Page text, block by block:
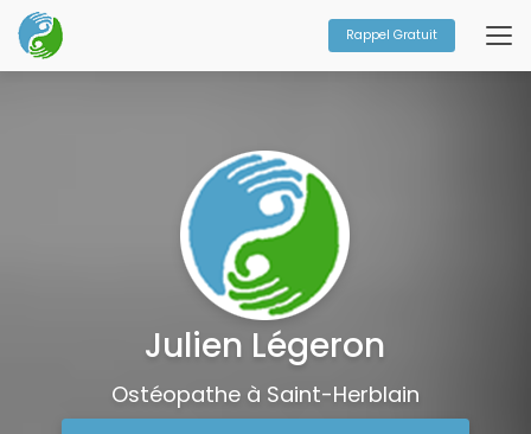
Aller
au
contenu
principal
Rappel Gratuit
Julien Légeron
Ostéopathe à Saint-Herblain